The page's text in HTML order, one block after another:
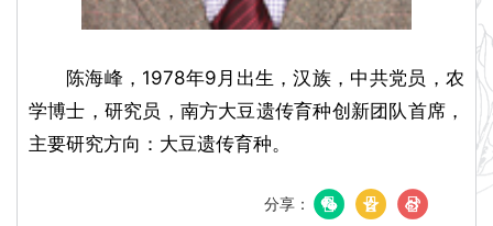
陈海峰，1978年9月出生，汉族，中共党员，农
学博士，研究员，南方大豆遗传育种创新团队首席，
主要研究方向：大豆遗传育种。
分享：